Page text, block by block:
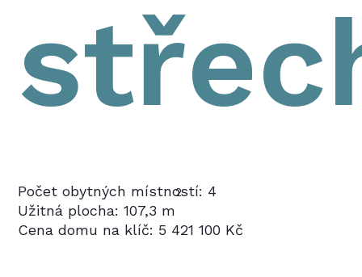
Počet obytných místností: 4
Užitná plocha: 107,3 m
2
Cena domu na klíč: 5 421 100 Kč